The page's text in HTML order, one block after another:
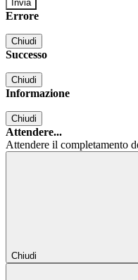
Errore
Chiudi
Successo
Chiudi
Informazione
Chiudi
Attendere...
Attendere il completamento
Chiudi